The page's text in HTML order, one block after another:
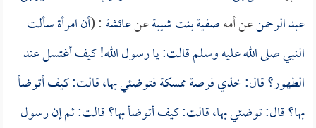
عبد الرحمنعن أمهصفية بنت شيبةعنعائشة: (أن امرأة سألت
النبي صلى الله عليه وسلم قالت: يا رسول الله! كيف أغتسل عند
الطهور؟ قال: خذي فرصة ممسكة فتوضئي بها، قالت: كيف أتوضأ
بها؟ قال: توضئي بها، قالت: كيف أتوضأ بها؟ قالت: ثم إن رسول